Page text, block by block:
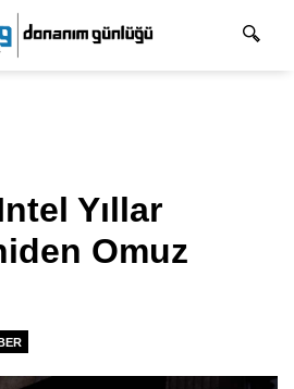
Yıllar
Omuz